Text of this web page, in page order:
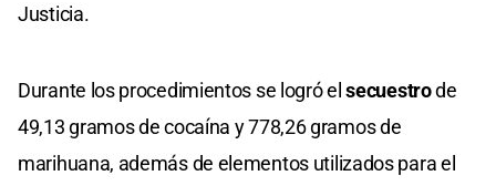
Justicia.
Durante los procedimientos se logró elsecuestrode
49,13 gramos de cocaína y 778,26 gramos de
marihuana, además de elementos utilizados para el